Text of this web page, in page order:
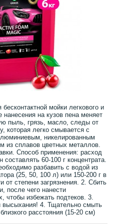
мойки легкового и
нанесения на кузов пена меняет
пыль, грязь, масло, следы от
которая легко смывается с
никелированным
из сплавов цветных металлов.
Способ применения: расход
60-100 г концентрата.
разбавить с водой из
(25, 50, 100 л) или 150-200 г в
от степени загрязнения. 2. Сбить
после чего нанести
чтобы избежать подтеков. 3.
высыхания! 4. Тщательно смыть
расстояния (15-20 см)